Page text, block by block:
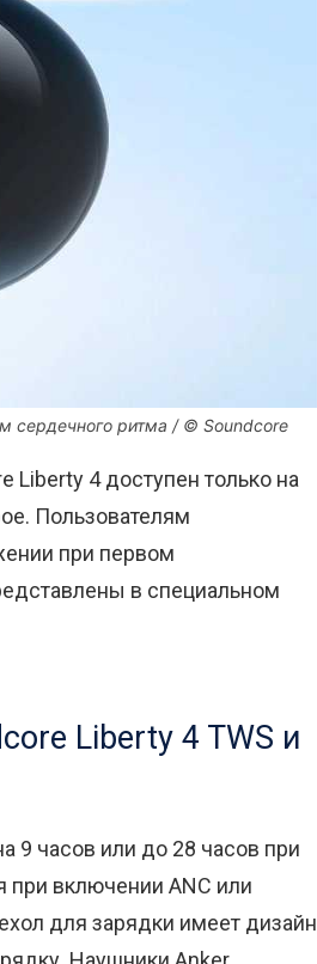
сердечного ритма / © Soundcore
Liberty 4 доступен только на
Пользователям
при первом
в специальном
Liberty 4 TWS и
9 часов или до 28 часов при
при включении ANC или
для зарядки имеет дизайн